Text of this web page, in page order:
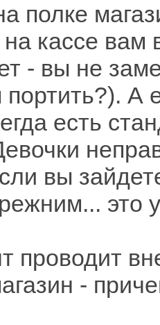
полке
на кассе вам
- вы не
портить?). А
есть
вы
проводит
-